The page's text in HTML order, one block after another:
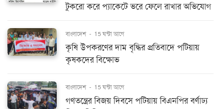
টুকরো করে প্যাকেটে ভরে ফেলে রাখার অভিযোগ
বাংলাদেশ - 15 ঘন্টা আগে
কৃষি উপকরণের দাম বৃদ্ধির প্রতিবাদে পটিয়ায়
কৃষকদের বিক্ষোভ
বাংলাদেশ - 15 ঘন্টা আগে
গণতন্ত্রের বিজয় দিবসে পটিয়ায় বিএনপির বর্ণাঢ্য